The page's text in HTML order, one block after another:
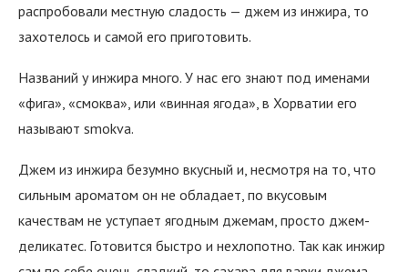
распробовали местную сладость — джем из инжира, то
захотелось и самой его приготовить.
Названий у инжира много. У нас его знают под именами
«фига», «смоква», или «винная ягода», в Хорватии его
называют smokva.
Джем из инжира безумно вкусный и, несмотря на то, что
сильным ароматом он не обладает, по вкусовым
качествам не уступает ягодным джемам, просто джем-
деликатес. Готовится быстро и нехлопотно. Так как инжир